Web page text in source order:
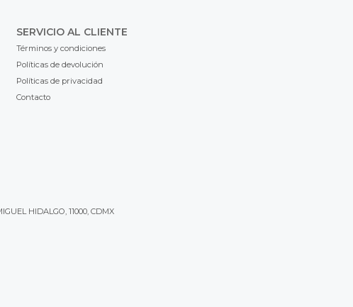
SERVICIO AL CLIENTE
Términos y condiciones
Políticas de devolución
Políticas de privacidad
Contacto
HIDALGO, 11000, CDMX